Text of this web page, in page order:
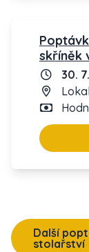
skříněk
30.
Další
stolařství